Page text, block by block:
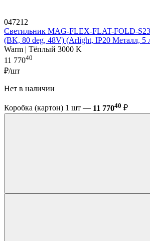
047212
Светильник MAG-FLEX-FLAT-FOLD-
(BK, 80 deg, 48V) (Arlight, IP20 Металл, 5
Warm | Тёплый 3000 K
11 77040
₽/шт
Нет в наличии
Коробка (картон) 1 шт — 11 77040 ₽